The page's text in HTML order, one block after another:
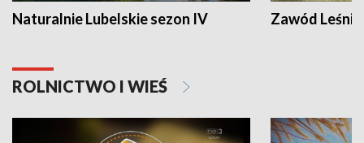
Naturalnie Lubelskie sezon IV Zawód Leśnik
ROLNICTWO I WIEŚ